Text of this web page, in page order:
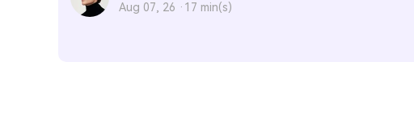
Aug 07, 26 · 17 min(s)